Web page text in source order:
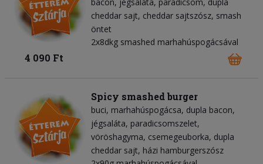
cheddar sajt cheddar sajtszósz smash
öntet
2x8dkg smashed marhahúspogácsával
4 090 Ft
Spicy smashed burger
buci marhahúspogácsa dupla bacon
jégsaláta paradicsomszelet
vöröshagyma csemegeuborka dupla
cheddar sajt házi hamburgerszósz